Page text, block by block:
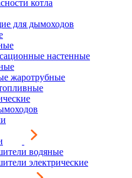
котла
для дымоходов
настенные
жаротрубные
водяные
электрические